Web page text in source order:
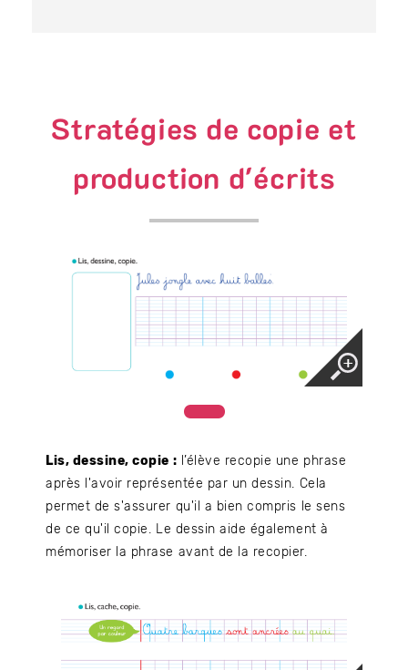
Stratégies de copie et
production d'écrits
Lis, dessine, copie : l’élève recopie une phrase
après l'avoir représentée par un dessin. Cela
permet de s'assurer qu'il a bien compris le sens
de ce qu'il copie. Le dessin aide également à
mémoriser la phrase avant de la recopier.